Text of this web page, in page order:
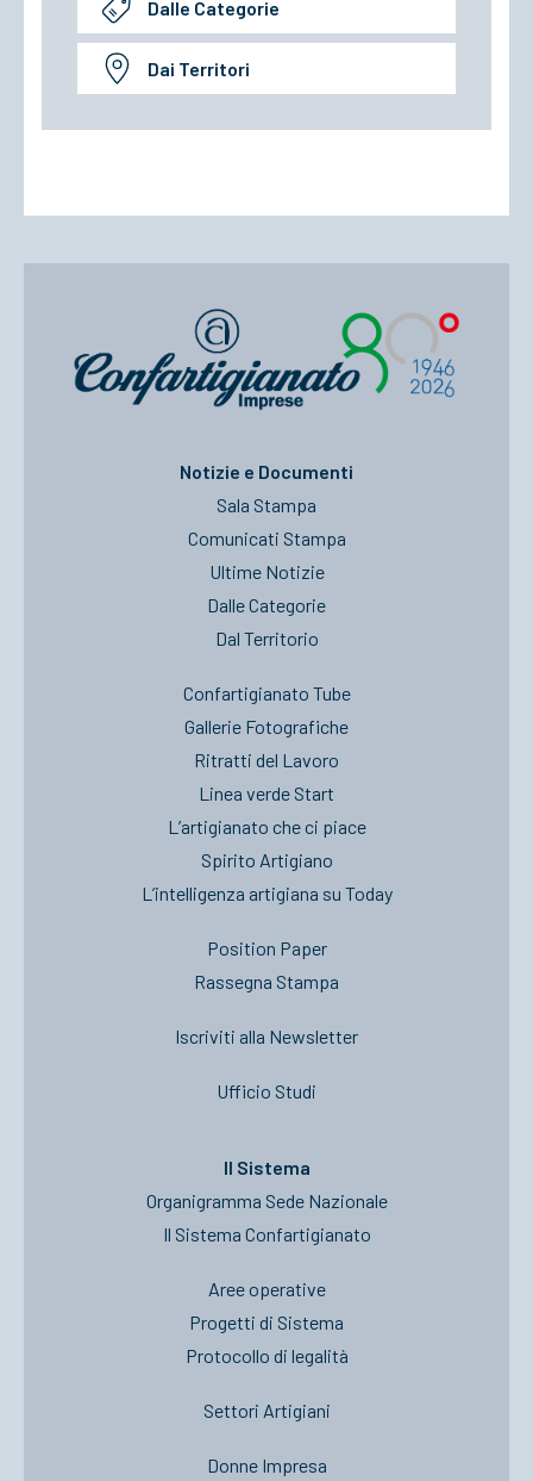
Dalle Categorie
Dai Territori
Notizie e Documenti
Sala Stampa
Comunicati Stampa
Ultime Notizie
Dalle Categorie
Dal Territorio
Confartigianato Tube
Gallerie Fotografiche
Ritratti del Lavoro
Linea verde Start
L’artigianato che ci piace
Spirito Artigiano
L’intelligenza artigiana su Today
Position Paper
Rassegna Stampa
Iscriviti alla Newsletter
Ufficio Studi
Il Sistema
Organigramma Sede Nazionale
Il Sistema Confartigianato
Aree operative
Progetti di Sistema
Protocollo di legalità
Settori Artigiani
Donne Impresa